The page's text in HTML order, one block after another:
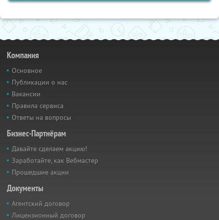
Компания
Основное
Публикации о нас
Вакансии
Правила сервиса
Ответы на вопросы
Бизнес-Партнёрам
Давайте сделаем акцию!
Заработайте, как Вебмастер
Прошедшие акции
Документы
Агентский договор
Лицензионный договор